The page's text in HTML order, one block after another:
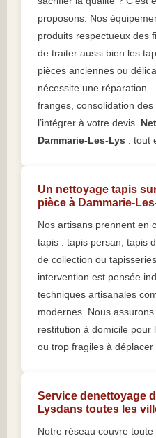
proposons. Nos
produits respectueux des
de traiter aussi bien les
pièces anciennes ou
nécessite une réparation
franges, consolidation
l’intégrer à votre devis.
Dammarie-Les-Lys : tout
Un nettoyage tapis
pièce à Dammarie-
Nos artisans prennent en
tapis : tapis persan, tapis
de collection ou
intervention est pensée
techniques artisanales
modernes. Nous
restitution à domicile pour
ou trop fragiles à déplacer
Service denettoyage
Lysdans toutes les
Notre réseau couvre